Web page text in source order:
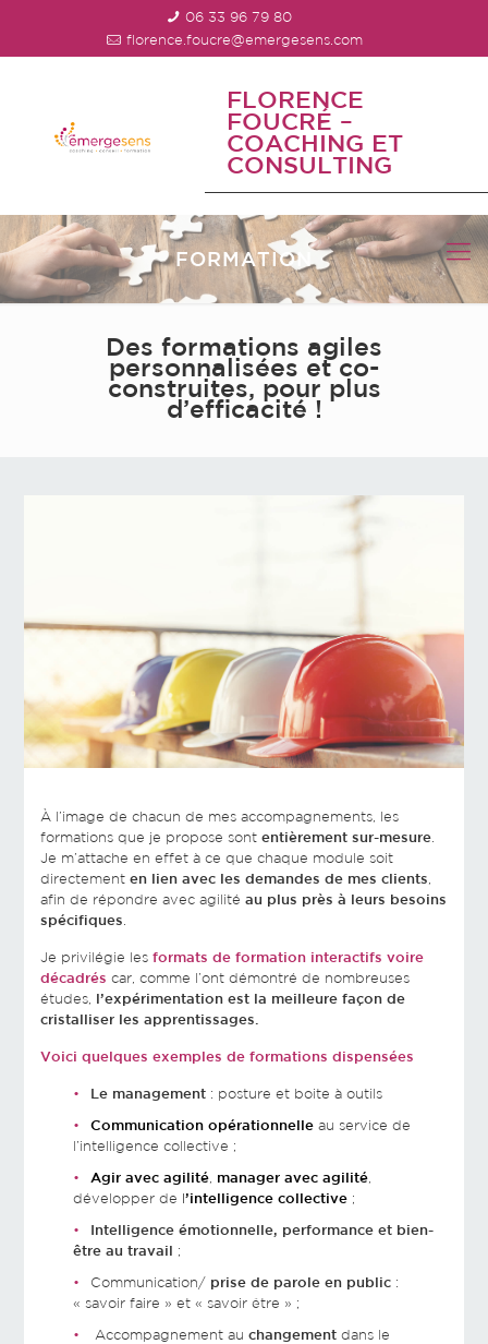
06 33 96 79 80
florence.foucre@emergesens.com
FLORENCE
FOUCRÉ –
COACHING ET
CONSULTING
FORMATION
Des formations agiles
personnalisées et co-
construites, pour plus
d’efficacité !
À l’image de chacun de mes accompagnements, les
formations que je propose sont entièrement sur-mesure.
Je m’attache en effet à ce que chaque module soit
directement en lien avec les demandes de mes clients,
afin de répondre avec agilité au plus près à leurs besoins
spécifiques.
Je privilégie les formats de formation interactifs voire
décadrés car, comme l’ont démontré de nombreuses
études, l’expérimentation est la meilleure façon de
cristalliser les apprentissages.
Voici quelques exemples de formations dispensées
Le management: posture et boite à outils
Communication opérationnelleau service de
l’intelligence collective ;
Agir avec agilité, manager avec agilité,
développer de l’intelligence collective;
Intelligence émotionnelle, performance et bien-
être au travail ;
Communication/ prise de parole en public:
« savoir faire » et « savoir être » ;
Accompagnement au changementdans le